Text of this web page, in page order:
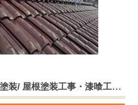
さいたま市 外壁塗装/ 屋根塗装工事・漆喰工事 M様邸